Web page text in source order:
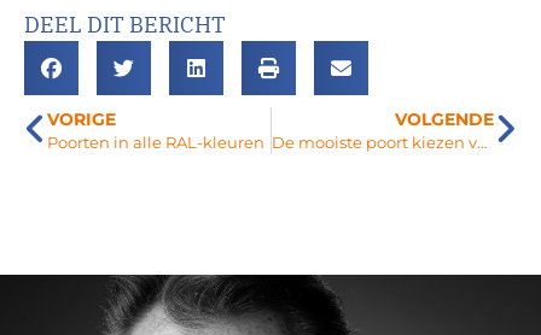
DEEL DIT BERICHT
VORIGE
Poorten in alle RAL-kleuren
VOLGENDE
De mooiste poort kiezen voor uw woning